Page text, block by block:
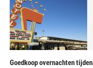
Goedkoop overnachten